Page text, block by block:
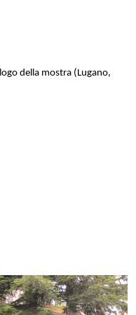
della mostra (Lugano,